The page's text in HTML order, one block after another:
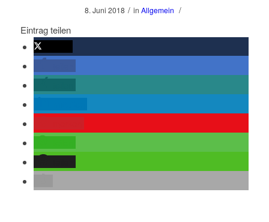
8. Juni 2018 / in Allgemein /
Eintrag teilen